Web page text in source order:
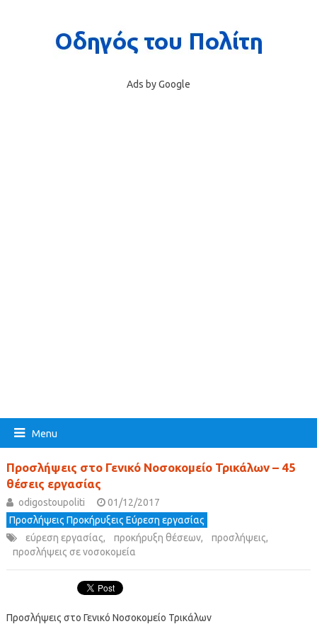
Ads by Google
Menu
Προσλήψεις στο Γενικό Νοσοκομείο Τρικάλων – 45
θέσεις εργασίας
odigostoupoliti
01/12/2017
Προσλήψεις Προκήρυξεις Εύρεση εργασίας
εύρεση εργασίας, προκήρυξη θέσεων, προσλήψεις,
προσλήψεις σε νοσοκομεία
Προσλήψεις στο Γενικό Νοσοκομείο Τρικάλων